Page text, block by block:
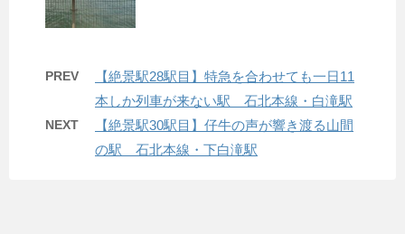
PREV
【絶景駅28駅目】特急を合わせても一日11
本しか列車が来ない駅 石北本線・白滝駅
NEXT
【絶景駅30駅目】仔牛の声が響き渡る山間
の駅 石北本線・下白滝駅